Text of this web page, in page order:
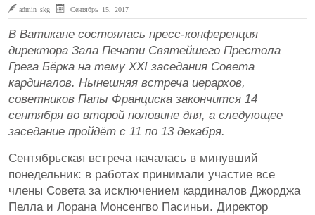
admin skg Сентябрь 15, 2017
В Ватикане состоялась пресс-конференция
директора Зала Печати Святейшего Престола
Грега Бёрка на тему XXI заседания Совета
кардиналов. Нынешняя встреча иерархов,
советников Папы Франциска закончится 14
сентября во второй половине дня, а следующее
заседание пройдёт с 11 по 13 декабря.
Сентябрьская встреча началась в минувший
понедельник: в работах принимали участие все
члены Совета за исключением кардиналов Джорджа
Пелла и Лорана Монсенгво Пасиньи. Директор